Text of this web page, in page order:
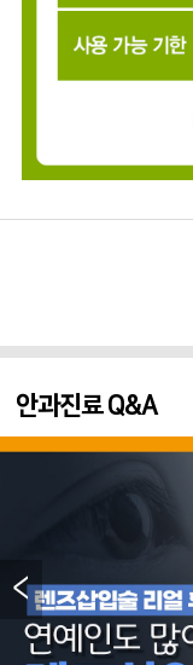
안과진료 Q&A
<